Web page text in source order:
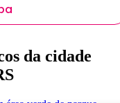
da cidade